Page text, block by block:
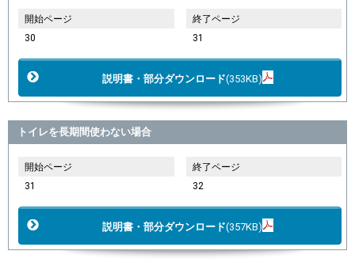
開始ページ
30
終了ページ
31
説明書・部分ダウンロード(353KB)
トイレを長期間使わない場合
開始ページ
31
終了ページ
32
説明書・部分ダウンロード(357KB)